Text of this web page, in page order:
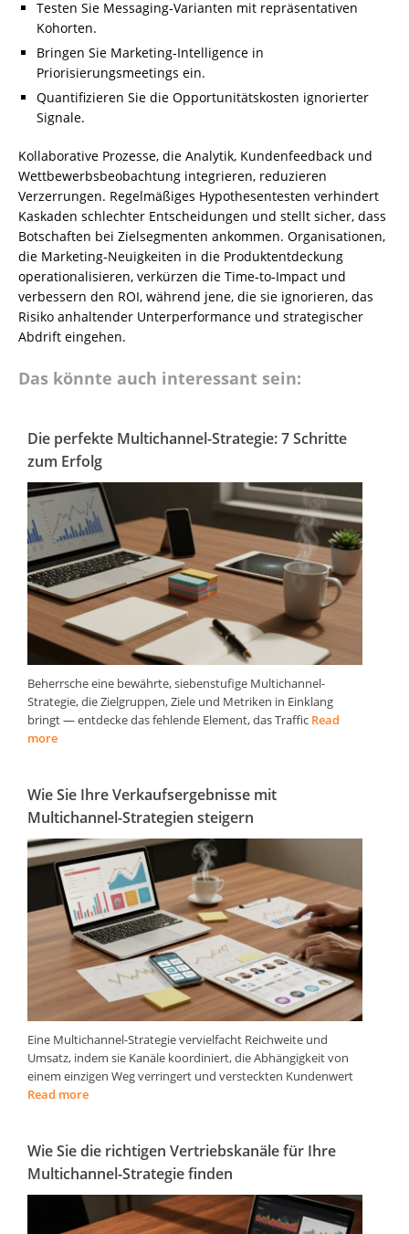
Testen Sie Messaging‑Varianten mit repräsentativen
Kohorten.
Bringen Sie Marketing‑Intelligence in
Priorisierungsmeetings ein.
Quantifizieren Sie die Opportunitätskosten ignorierter
Signale.
Kollaborative Prozesse, die Analytik, Kundenfeedback und
Wettbewerbsbeobachtung integrieren, reduzieren
Verzerrungen. Regelmäßiges Hypothesentesten verhindert
Kaskaden schlechter Entscheidungen und stellt sicher, dass
Botschaften bei Zielsegmenten ankommen. Organisationen,
die Marketing‑Neuigkeiten in die Produktentdeckung
operationalisieren, verkürzen die Time‑to‑Impact und
verbessern den ROI, während jene, die sie ignorieren, das
Risiko anhaltender Unterperformance und strategischer
Abdrift eingehen.
Das könnte auch interessant sein:
Die perfekte Multichannel-Strategie: 7 Schritte
zum Erfolg
Beherrsche eine bewährte, siebenstufige Multichannel-
Strategie, die Zielgruppen, Ziele und Metriken in Einklang
bringt — entdecke das fehlende Element, das Traffic Read
more
Wie Sie Ihre Verkaufsergebnisse mit
Multichannel-Strategien steigern
Eine Multichannel-Strategie vervielfacht Reichweite und
Umsatz, indem sie Kanäle koordiniert, die Abhängigkeit von
einem einzigen Weg verringert und versteckten Kundenwert
Read more
Wie Sie die richtigen Vertriebskanäle für Ihre
Multichannel-Strategie finden